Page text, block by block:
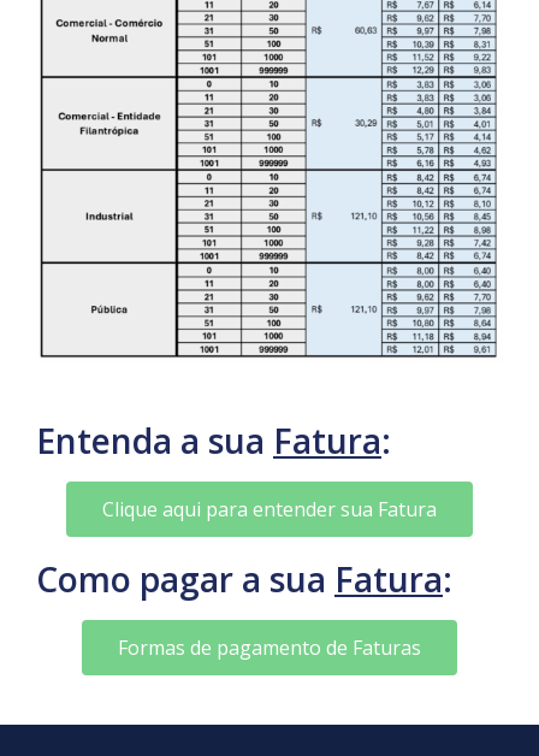
Entenda a sua Fatura:
Clique aqui para entender sua Fatura
Como pagar a sua Fatura:
Formas de pagamento de Faturas